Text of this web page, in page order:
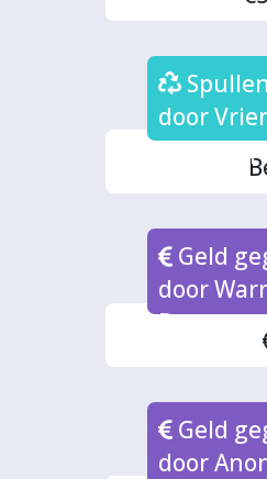
door
het
Geld
door
Boys
Geld
door